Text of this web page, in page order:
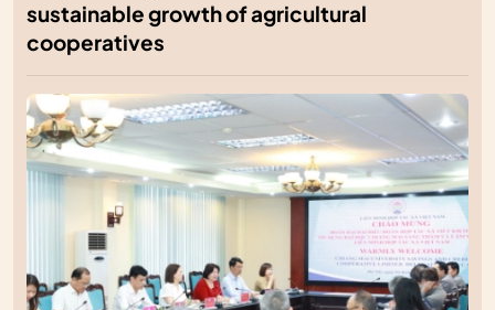
sustainable growth of agricultural
cooperatives